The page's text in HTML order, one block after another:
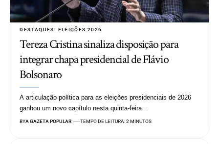
DESTAQUES ELEIÇÕES 2026
Tereza Cristina sinaliza disposição para
integrar chapa presidencial de Flávio
Bolsonaro
A articulação política para as eleições presidenciais de 2026
ganhou um novo capítulo nesta quinta-feira…
BYA GAZETA POPULAR TEMPO DE LEITURA: 2 MINUTOS